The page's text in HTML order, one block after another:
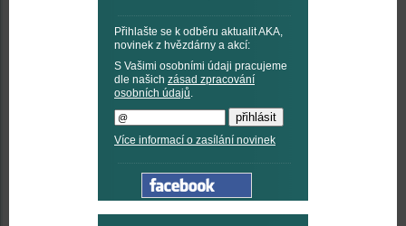
Přihlašte se k odběru aktualit AKA,
novinek z hvězdárny a akcí:
S Vašimi osobními údaji pracujeme
dle našich zásad zpracování
osobních údajů.
Více informací o zasílání novinek